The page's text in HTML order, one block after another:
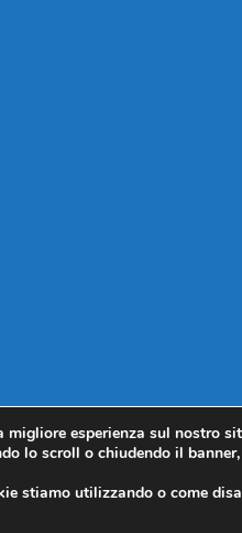
esperienza sul nostro
lo scroll o chiudendo il
stiamo utilizzando o come